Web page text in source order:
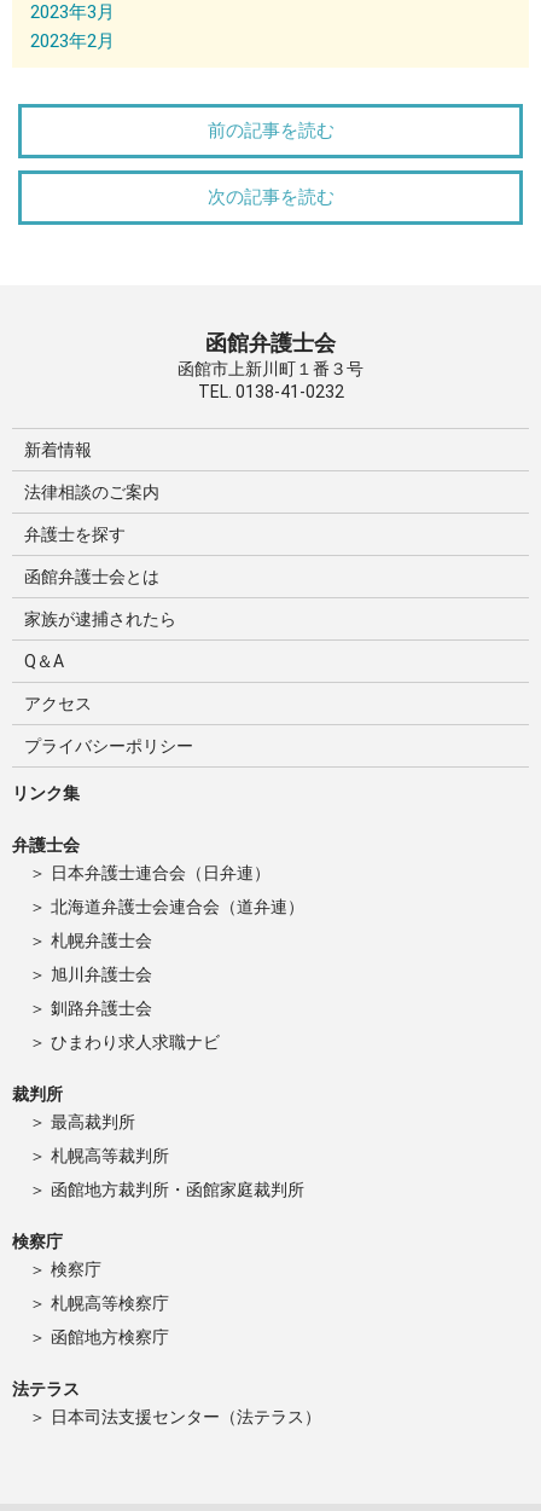
2023年3月
2023年2月
前の記事を読む
次の記事を読む
函館弁護士会
函館市上新川町１番３号
TEL. 0138-41-0232
新着情報
法律相談のご案内
弁護士を探す
函館弁護士会とは
家族が逮捕されたら
Q＆A
アクセス
プライバシーポリシー
リンク集
弁護士会
日本弁護士連合会（日弁連）
北海道弁護士会連合会（道弁連）
札幌弁護士会
旭川弁護士会
釧路弁護士会
ひまわり求人求職ナビ
裁判所
最高裁判所
札幌高等裁判所
函館地方裁判所・函館家庭裁判所
検察庁
検察庁
札幌高等検察庁
函館地方検察庁
法テラス
日本司法支援センター（法テラス）